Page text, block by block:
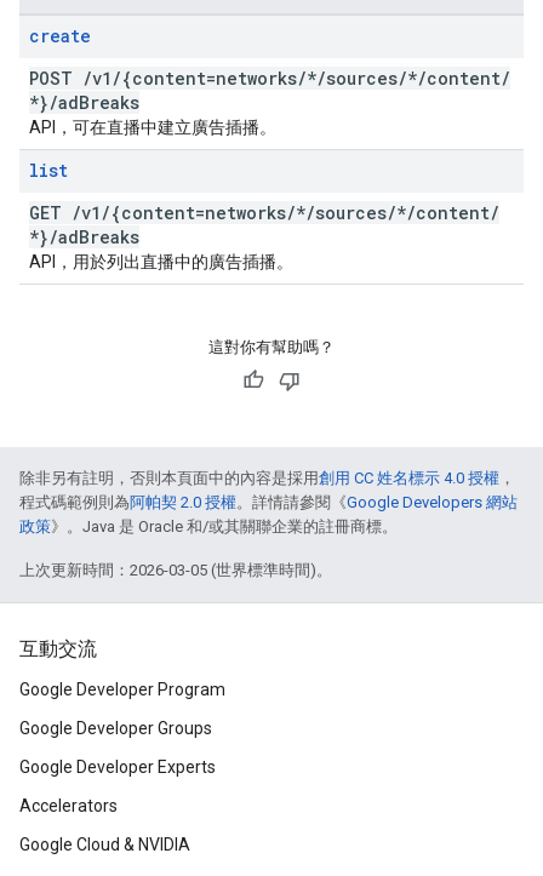
create
POST /v1 /{content=networks/*/sources/*/content/
*}/adBreaks
API，可在直播中建立廣告插播。
list
GET /v1 /{content=networks/*/sources/*/content/
*}/adBreaks
API，用於列出直播中的廣告插播。
這對你有幫助嗎？
除非另有註明，否則本頁面中的內容是採用創用 CC 姓名標示 4.0 授權 ，
程式碼範例則為阿帕契 2.0 授權。詳情請參閱《Google Developers 網站
政策》。Java 是 Oracle 和/或其關聯企業的註冊商標。
上次更新時間：2026-03-05 (世界標準時間)。
互動交流
Google Developer Program
Google Developer Groups
Google Developer Experts
Accelerators
Google Cloud & NVIDIA